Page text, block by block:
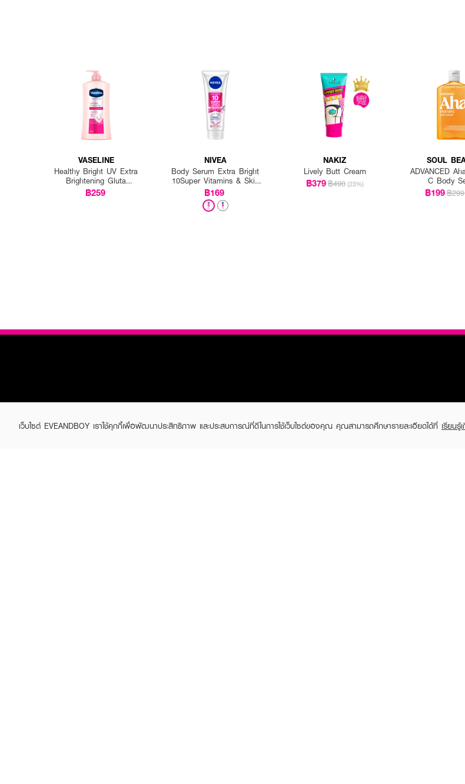
VASELINE
Healthy Bright UV Extra
Brightening Gluta
Ceramide Lotion
฿259
NIVEA
Body Serum Extra Bright
10Super Vitamins & Skin
Foods Glow Perfection
฿169
NAKIZ
Lively Butt Cream
฿379฿490 (23%)
SOUL
ADVANCED
C Body
฿199฿299
เว็บไซต์ EVEANDBOY เราใช้คุกกี้เพื่อพัฒนาประสิทธิภาพ และประสบการณ์ที่ดีในการใช้เว็บไซต์ของคุณ คุณสามารถศึกษารายละเอียดได้ที่ เรียนรู้
Brand story
Member